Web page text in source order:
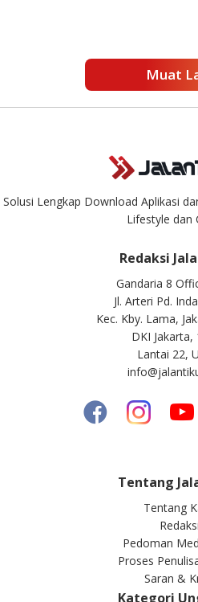
Muat
Solusi Lengkap Download Aplikasi
Lifestyle dan
Redaksi
Gandaria 8
Jl. Arteri Pd.
Kec. Kby. Lama,
DKI Jakarta,
Lantai 22,
Tentang
Tentang
Redaksi
Pedoman
Proses
Saran &
Kategori